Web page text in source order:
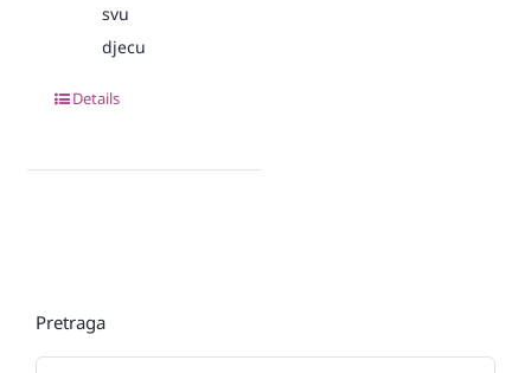
svu
djecu
Details
Pretraga